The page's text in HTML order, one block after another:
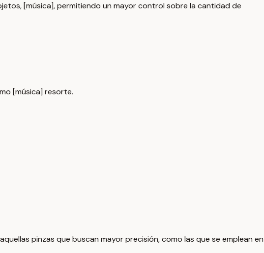
[música], permitiendo un mayor control sobre la cantidad de
[música] resorte.
pinzas que buscan mayor precisión, como las que se emplean en